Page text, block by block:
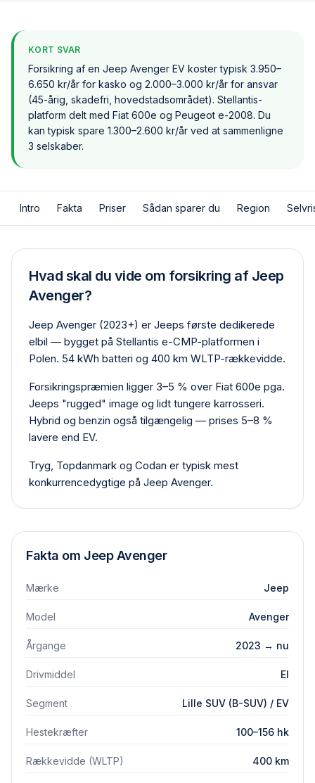
KORT SVAR
Forsikring af en Jeep Avenger EV koster typisk 3.950–
6.650 kr/år for kasko og 2.000–3.000 kr/år for ansvar
(45-årig, skadefri, hovedstadsområdet). Stellantis-
platform delt med Fiat 600e og Peugeot e-2008. Du
kan typisk spare 1.300–2.600 kr/år ved at sammenligne
3 selskaber.
Intro Fakta Priser Sådan sparer du Region
Hvad skal du vide om forsikring af Jeep
Avenger?
Jeep Avenger (2023+) er Jeeps første dedikerede
elbil — bygget på Stellantis e-CMP-platformen i
Polen. 54 kWh batteri og 400 km WLTP-rækkevidde.
Forsikringspræmien ligger 3–5 % over Fiat 600e pga.
Jeeps "rugged" image og lidt tungere karrosseri.
Hybrid og benzin også tilgængelig — prises 5–8 %
lavere end EV.
Tryg, Topdanmark og Codan er typisk mest
konkurrencedygtige på Jeep Avenger.
Fakta om Jeep Avenger
Mærke Jeep
Model Avenger
Årgange 2023 → nu
Drivmiddel El
Segment Lille SUV (B-SUV) / EV
Hestekræfter 100–156 hk
Rækkevidde (WLTP) 400 km